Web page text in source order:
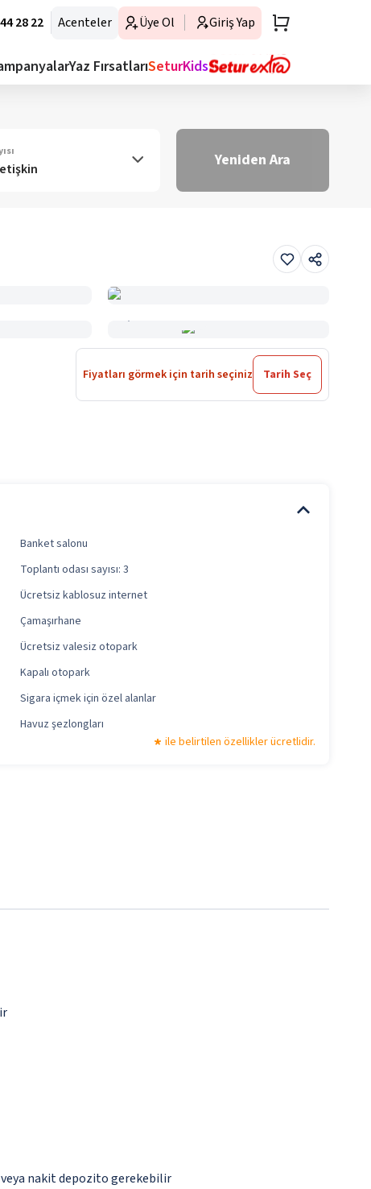
28 22 Acenteler Üye Ol Giriş Yap
Yaz FırsatlarıSeturKids
Yeniden Ara
Fiyatları görmek için tarih seçiniz Tarih Seç
Banket salonu
Toplantı odası sayısı: 3
Ücretsiz kablosuz internet
Çamaşırhane
Ücretsiz valesiz otopark
Kapalı otopark
Sigara içmek için özel alanlar
Havuz şezlongları
ile belirtilen özellikler ücretlidir.
nakit depozito gerekebilir